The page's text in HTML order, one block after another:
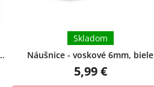
Náušnice - voskové 6mm, biele
Skladom
5,99 €